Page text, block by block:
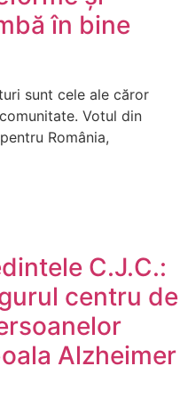
în bine
sunt cele ale căror
Votul din
România,
C.J.C.:
centru de
Alzheimer